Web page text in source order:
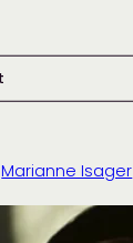
Marianne Isager